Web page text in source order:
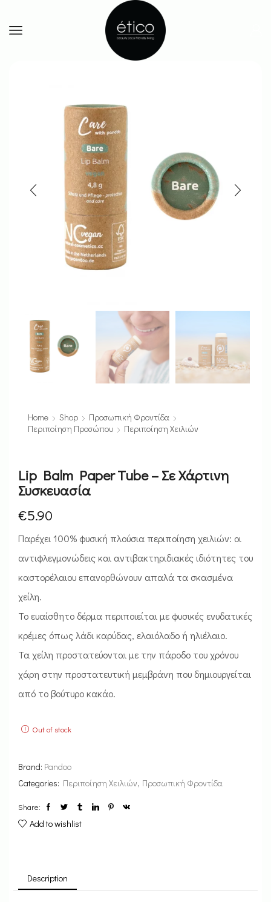
Home Shop
Προσωπική Φροντίδα
Περιποίηση Προσώπου
Περιποίηση Χειλιών
Lip Balm Paper Tube – Σε Χάρτινη
Συσκευασία
€5.90
Παρέχει 100% φυσική πλούσια περιποίηση χειλιών: οι
αντιφλεγμονώδεις και αντιβακτηριδιακές ιδιότητες του
καστορέλαιου επανορθώνουν απαλά τα σκασμένα
χείλη.
Το ευαίσθητο δέρμα περιποιείται με φυσικές ενυδατικές
κρέμες όπως λάδι καρύδας, ελαιόλαδο ή ηλιέλαιο.
Τα χείλη προστατεύονται με την πάροδο του χρόνου
χάρη στην προστατευτική μεμβράνη που δημιουργείται
από το βούτυρο κακάο.
Out of stock
Brand: Pandoo
Categories: Περιποίηση Χειλιών, Προσωπική Φροντίδα
Share:
Add to wishlist
Description